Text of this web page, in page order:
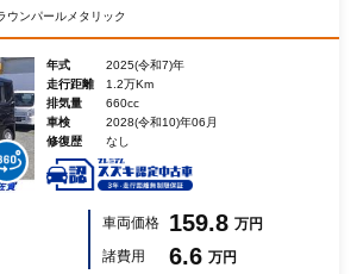
ウンパールメタリック
年式
2025(令和7)年
走行距離
1.2万Km
排気量
660cc
車検
2028(令和10)年06月
修復歴
なし
車両価格 159.8 万円
諸費用
6.6 万円